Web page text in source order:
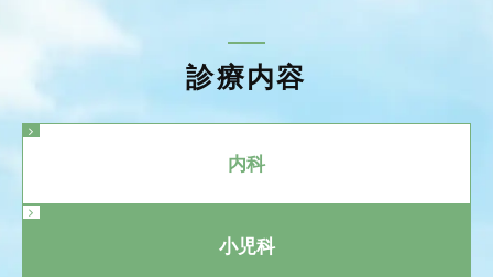
診療内容
内科
小児科